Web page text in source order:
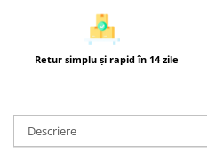
Retur simplu și rapid în 14 zile
Descriere